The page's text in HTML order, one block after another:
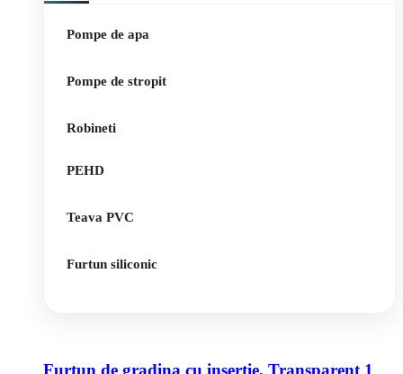
Pompe de apa
Pompe de stropit
Robineti
PEHD
Teava PVC
Furtun siliconic
Furtun de gradina cu insertie, Transparent 1